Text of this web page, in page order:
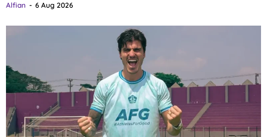
Alfian 6 Aug 2026